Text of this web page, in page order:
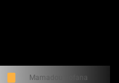
Mamadou Fofana